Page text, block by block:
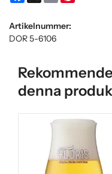
Artikelnummer:
DOR 5-6106
denna